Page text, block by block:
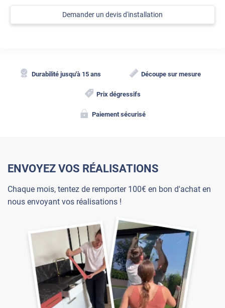
Demander un devis d'installation
Durabilité jusqu'à 15 ans Découpe sur mesure
Prix dégressifs
Paiement sécurisé
ENVOYEZ VOS RÉALISATIONS
Chaque mois, tentez de remporter 100€ en bon d'achat en
nous envoyant vos réalisations !